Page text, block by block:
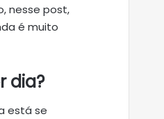
nesse post,
é muito
dia?
está se